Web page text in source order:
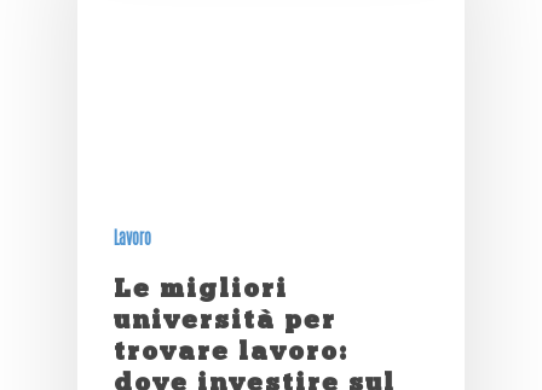
Lavoro
Le migliori
università per
trovare lavoro:
dove investire sul